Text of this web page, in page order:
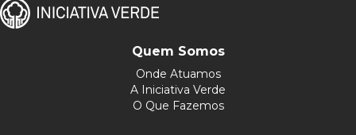
Quem Somos
Onde Atuamos
A Iniciativa Verde
O Que Fazemos